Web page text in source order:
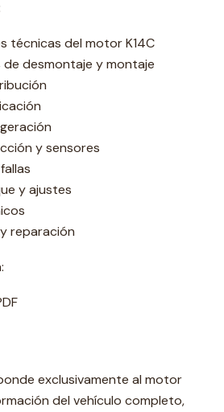
técnicas del motor K14C
desmontaje y montaje
y sensores
y ajustes
reparación
exclusivamente al motor
del vehículo completo,